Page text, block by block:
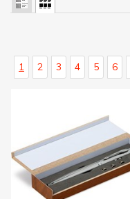
1 2 3 4 5 6